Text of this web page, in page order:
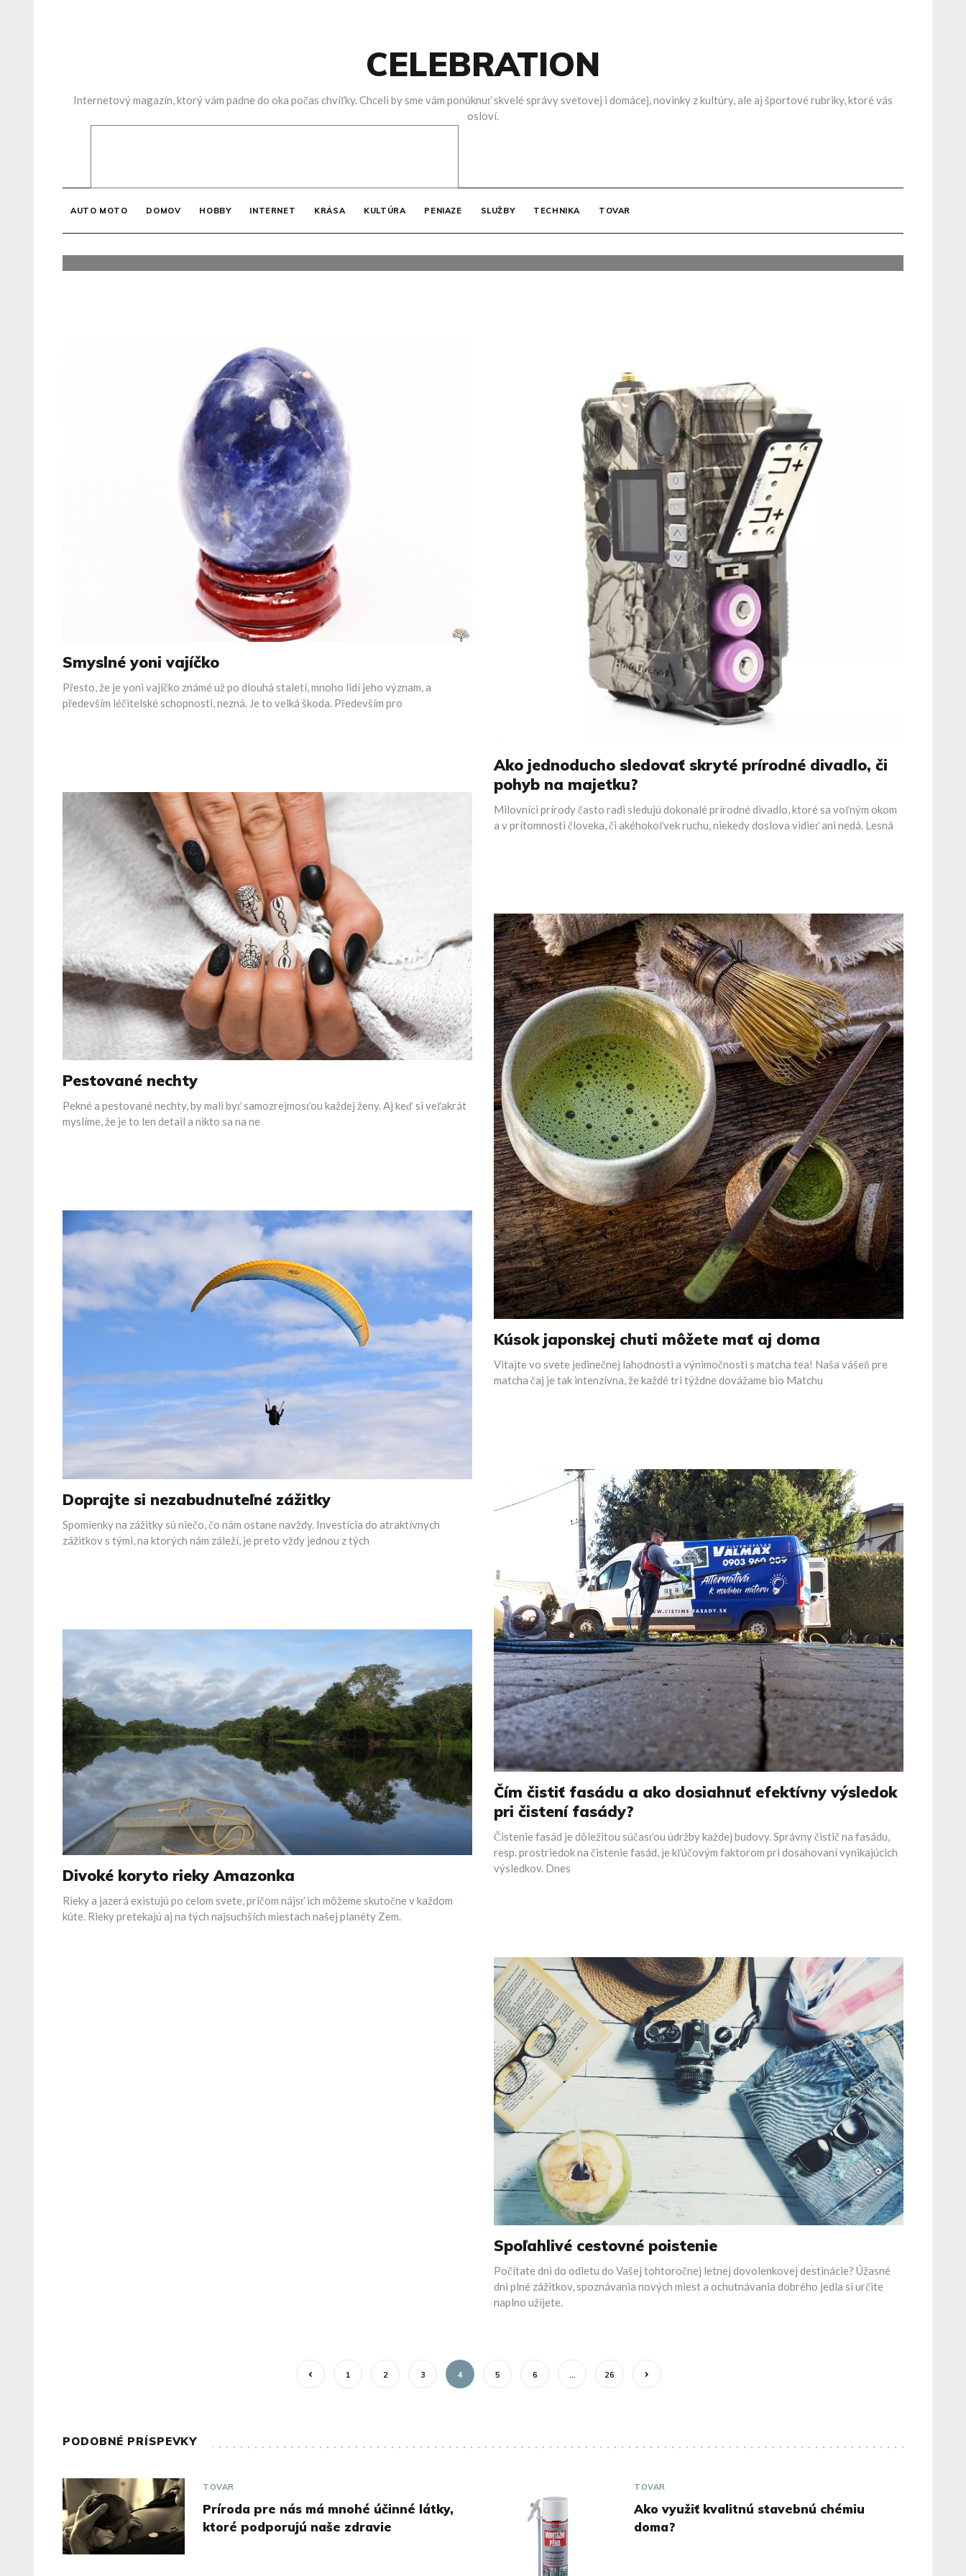
CELEBRATION
Internetový magazín, ktorý vám padne do oka počas chvíľky. Chceli by sme vám ponúknuť skvelé správy svetovej i domácej, novinky z kultúry, ale aj športové rubriky, ktoré vás
osloví.
AUTO MOTO DOMOV HOBBY INTERNET KRÁSA KULTÚRA PENIAZE SLUŽBY TECHNIKA TOVAR
Smyslné yoni vajíčko
Přesto, že je yoni vajíčko známé už po dlouhá staletí, mnoho lidí jeho význam, a
především léčitelské schopnosti, nezná. Je to velká škoda. Především pro
Ako jednoducho sledovať skryté prírodné divadlo, či
pohyb na majetku?
Milovníci prírody často radi sledujú dokonalé prírodné divadlo, ktoré sa voľným okom
a v prítomnosti človeka, či akéhokoľvek ruchu, niekedy doslova vidieť ani nedá. Lesná
Pestované nechty
Pekné a pestované nechty, by mali byť samozrejmosťou každej ženy. Aj keď si veľakrát
myslíme, že je to len detail a nikto sa na ne
Kúsok japonskej chuti môžete mať aj doma
Vitajte vo svete jedinečnej lahodnosti a výnimočnosti s matcha tea! Naša vášeň pre
matcha čaj je tak intenzívna, že každé tri týždne dovážame bio Matchu
Doprajte si nezabudnuteľné zážitky
Spomienky na zážitky sú niečo, čo nám ostane navždy. Investícia do atraktívnych
zážitkov s tými, na ktorých nám záleží, je preto vždy jednou z tých
Čím čistiť fasádu a ako dosiahnuť efektívny výsledok
pri čistení fasády?
Čistenie fasád je dôležitou súčasťou údržby každej budovy. Správny čistič na fasádu,
resp. prostriedok na čistenie fasád, je kľúčovým faktorom pri dosahovaní vynikajúcich
výsledkov. Dnes
Divoké koryto rieky Amazonka
Rieky a jazerá existujú po celom svete, pričom nájsť ich môžeme skutočne v každom
kúte. Rieky pretekajú aj na tých najsuchších miestach našej planéty Zem.
Spoľahlivé cestovné poistenie
Počítate dni do odletu do Vašej tohtoročnej letnej dovolenkovej destinácie? Úžasné
dni plné zážitkov, spoznávania nových miest a ochutnávania dobrého jedla si určite
naplno užijete.
1 2 3 4 5 6 … 26
PODOBNÉ PRÍSPEVKY
TOVAR
Príroda pre nás má mnohé účinné látky,
ktoré podporujú naše zdravie
TOVAR
Ako využiť kvalitnú stavebnú chémiu
doma?